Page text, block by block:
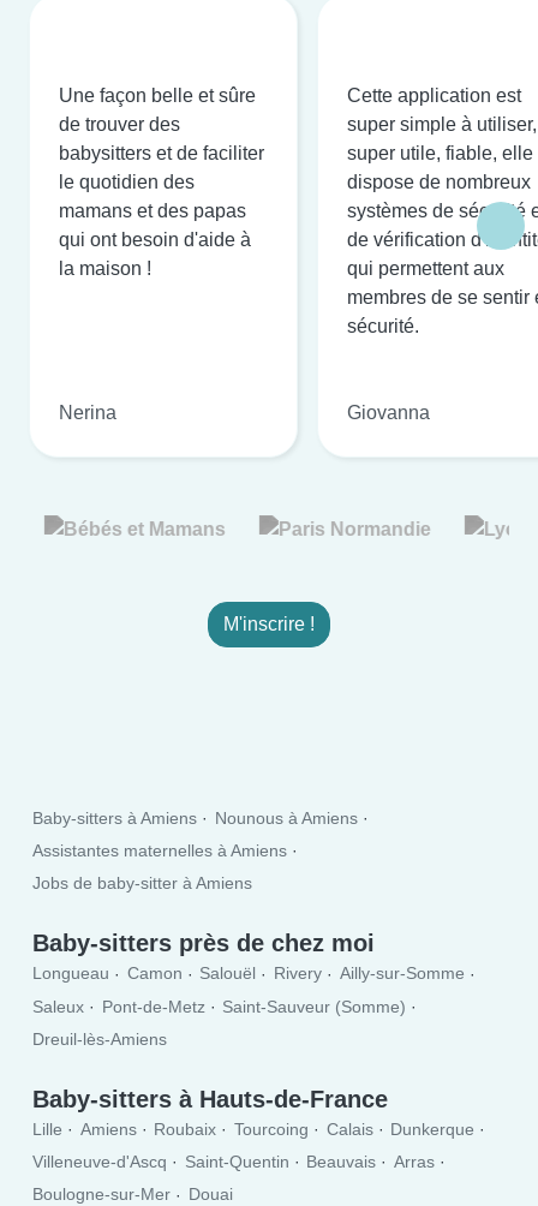
Une façon belle et sûre
de trouver des
babysitters et de faciliter
le quotidien des
mamans et des papas
qui ont besoin d'aide à
la maison !
Nerina
Cette application est
super simple à utiliser,
super utile, fiable, elle
dispose de nombreux
systèmes de sécurité
de vérification
qui permettent aux
membres de se sentir
sécurité.
Giovanna
M'inscrire !
Baby-sitters à Amiens
Nounous à Amiens
Assistantes maternelles à Amiens
Jobs de baby-sitter à Amiens
Baby-sitters près de chez moi
Longueau Camon Salouël Rivery
Ailly-sur-Somme
Saleux
Pont-de-Metz
Saint-Sauveur (Somme)
Dreuil-lès-Amiens
Baby-sitters à Hauts-de-France
Lille Amiens Roubaix Tourcoing Calais
Dunkerque
Villeneuve-d'Ascq
Saint-Quentin Beauvais
Arras
Boulogne-sur-Mer
Douai